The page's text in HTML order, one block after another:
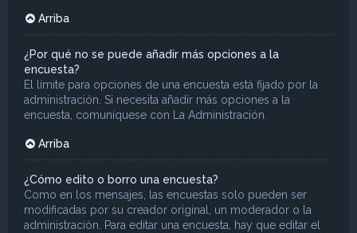
Arriba
¿Por qué no se puede añadir más opciones a la
encuesta?
El límite para opciones de una encuesta está fijado por la
administración. Si necesita añadir más opciones a la
encuesta, comuníquese con La Administración.
Arriba
¿Cómo edito o borro una encuesta?
Como en los mensajes, las encuestas solo pueden ser
modificadas por su creador original, un moderador o la
administración. Para editar una encuesta, hay que editar el